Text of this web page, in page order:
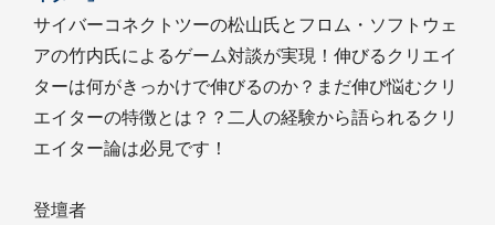
サイバーコネクトツーの松山氏とフロム・ソフトウェ
アの竹内氏によるゲーム対談が実現！伸びるクリエイ
ターは何がきっかけで伸びるのか？まだ伸び悩むクリ
エイターの特徴とは？？二人の経験から語られるクリ
エイター論は必見です！
登壇者